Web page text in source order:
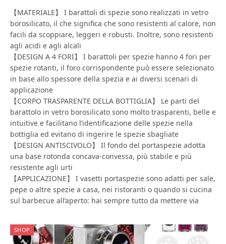
【MATERIALE】 I barattoli di spezie sono realizzati in vetro
borosilicato, il che significa che sono resistenti al calore, non
facili da scoppiare, leggeri e robusti. Inoltre, sono resistenti
agli acidi e agli alcali
【DESIGN A 4 FORI】 I barattoli per spezie hanno 4 fori per
spezie rotanti, il foro corrispondente può essere selezionato
in base allo spessore della spezia e ai diversi scenari di
applicazione
【CORPO TRASPARENTE DELLA BOTTIGLIA】 Le parti del
barattolo in vetro borosilicato sono molto trasparenti, belle e
intuitive e facilitano l’identificazione delle spezie nella
bottiglia ed evitano di ingerire le spezie sbagliate
【DESIGN ANTISCIVOLO】 Il fondo del portaspezie adotta
una base rotonda concava-convessa, più stabile e più
resistente agli urti
【APPLICAZIONE】 I vasetti portaspezie sono adatti per sale,
pepe o altre spezie a casa, nei ristoranti o quando si cucina
sul barbecue all’aperto: hai sempre tutto da mettere via
SHOP